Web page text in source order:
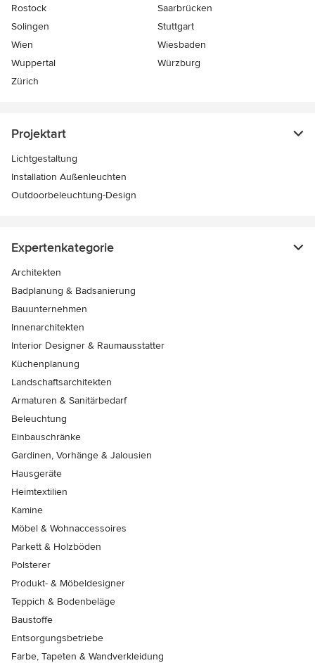
Rostock
Saarbrücken
Solingen
Stuttgart
Wien
Wiesbaden
Wuppertal
Würzburg
Zürich
Projektart
Lichtgestaltung
Installation Außenleuchten
Outdoorbeleuchtung-Design
Expertenkategorie
Architekten
Badplanung & Badsanierung
Bauunternehmen
Innenarchitekten
Interior Designer & Raumausstatter
Küchenplanung
Landschaftsarchitekten
Armaturen & Sanitärbedarf
Beleuchtung
Einbauschränke
Gardinen, Vorhänge & Jalousien
Hausgeräte
Heimtextilien
Kamine
Möbel & Wohnaccessoires
Parkett & Holzböden
Polsterer
Produkt- & Möbeldesigner
Teppich & Bodenbeläge
Baustoffe
Entsorgungsbetriebe
Farbe, Tapeten & Wandverkleidung